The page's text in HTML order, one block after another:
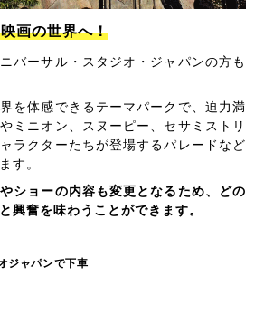
画の世界へ！
バーサル・スタジオ・ジャパンの方も
を体感できるテーマパークで、迫力満
ミニオン、スヌーピー、セサミストリ
ラクターたちが登場するパレードなど
す。
ショーの内容も変更となるため、どの
興奮を味わうことができます。
ジャパンで下車